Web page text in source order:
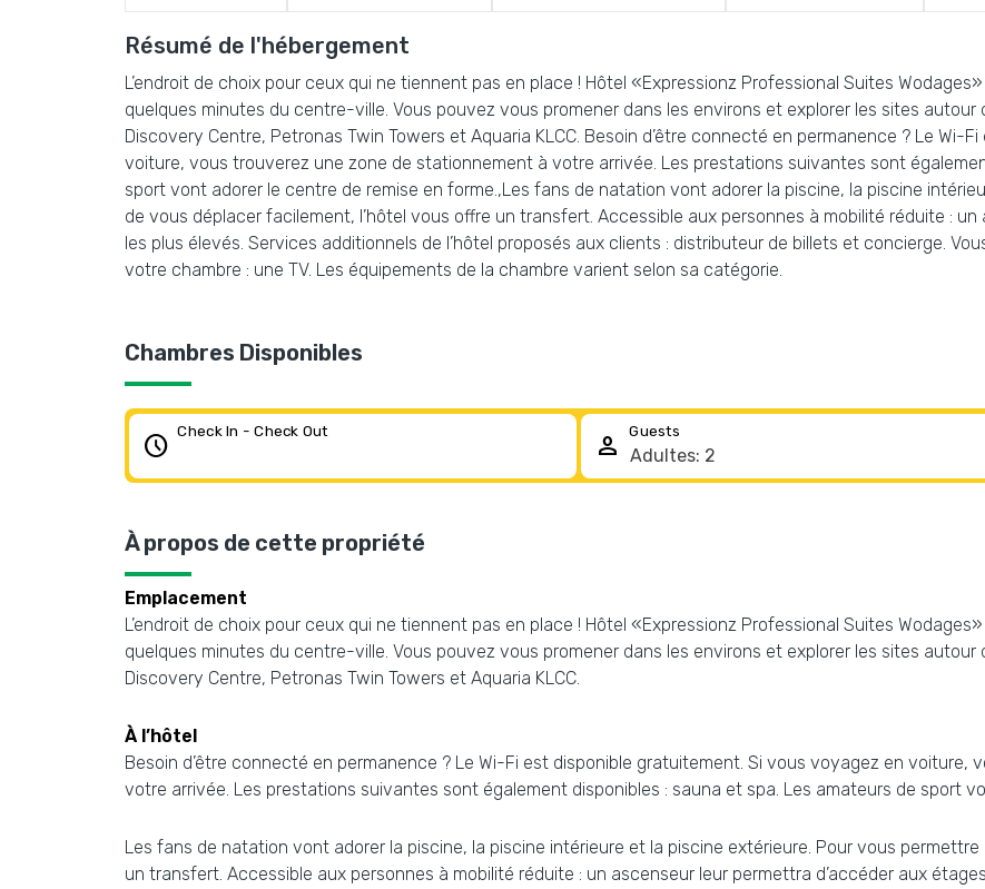
Résumé de l'hébergement
L’endroit de choix pour ceux qui ne tiennent pas en place ! Hôtel «Expressionz Professional Suites
quelques minutes du centre-ville. Vous pouvez vous promener dans les environs et explorer les sites autour
Discovery Centre, Petronas Twin Towers et Aquaria KLCC. Besoin d’être connecté en permanence ? Le Wi-
voiture, vous trouverez une zone de stationnement à votre arrivée. Les prestations suivantes sont
sport vont adorer le centre de remise en forme.,Les fans de natation vont adorer la piscine, la piscine
de vous déplacer facilement, l’hôtel vous offre un transfert. Accessible aux personnes à mobilité réduite :
les plus élevés. Services additionnels de l’hôtel proposés aux clients : distributeur de billets et concierge.
votre chambre : une TV. Les équipements de la chambre varient selon sa catégorie.
Chambres Disponibles
schedule Check In - Check Out person Guests
À propos de cette propriété
Emplacement
L’endroit de choix pour ceux qui ne tiennent pas en place ! Hôtel «Expressionz Professional Suites
quelques minutes du centre-ville. Vous pouvez vous promener dans les environs et explorer les sites autour
Discovery Centre, Petronas Twin Towers et Aquaria KLCC.
À l’hôtel
Besoin d’être connecté en permanence ? Le Wi-Fi est disponible gratuitement. Si vous voyagez en
votre arrivée. Les prestations suivantes sont également disponibles : sauna et spa. Les amateurs de sport
Les fans de natation vont adorer la piscine, la piscine intérieure et la piscine extérieure. Pour vous
un transfert. Accessible aux personnes à mobilité réduite : un ascenseur leur permettra d’accéder aux